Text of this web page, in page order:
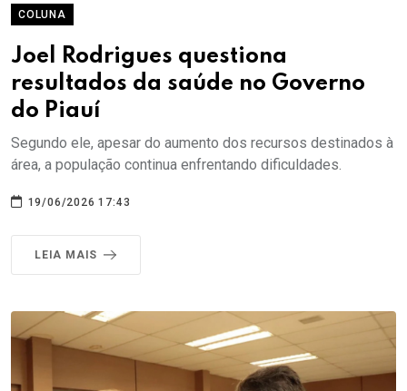
COLUNA
Joel Rodrigues questiona
resultados da saúde no Governo
do Piauí
Segundo ele, apesar do aumento dos recursos destinados à
área, a população continua enfrentando dificuldades.
19/06/2026 17:43
LEIA MAIS